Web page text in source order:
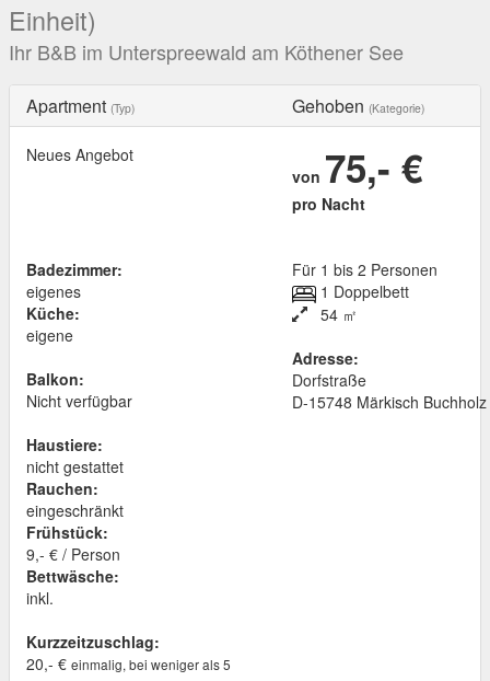
Einheit)
Ihr B&B im Unterspreewald am Köthener See
Apartment (Typ) Gehoben (Kategorie)
Neues Angebot
von 75,- €
pro Nacht
Badezimmer:
eigenes
Küche:
eigene
Balkon:
Nicht verfügbar
Haustiere:
nicht gestattet
Rauchen:
eingeschränkt
Frühstück:
9,- € / Person
Bettwäsche:
inkl.
Kurzzeitzuschlag:
20,- € einmalig, bei weniger als 5
Für 1 bis 2 Personen
1 Doppelbett
54 ㎡
Adresse:
Dorfstraße
D-15748 Märkisch Buchholz